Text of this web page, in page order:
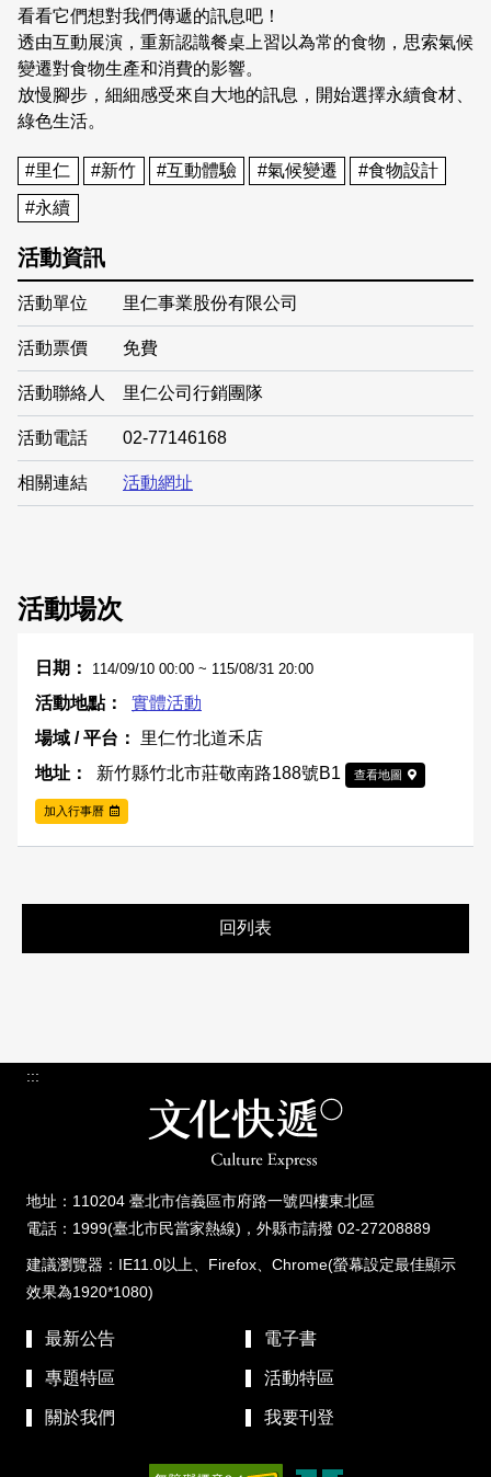
看看它們想對我們傳遞的訊息吧！
透由互動展演，重新​​認識餐桌上習以為常的食物，思索氣候
變遷對食物生產和消費的影響。
放慢腳步，細細感受來自大地的訊息，開始選擇永續食材、
綠色生活。
#里仁 #新竹 #互動體驗 #氣候變遷
#食物設計
#永續
活動資訊
活動單位 里仁事業股份有限公司
活動票價 免費
活動聯絡人 里仁公司行銷團隊
活動電話 02-77146168
相關連結 活動網址
活動場次
114/09/10 00:00 ~ 115/08/31 20:00
實體活動
里仁竹北道禾店
新竹縣竹北市莊敬南路188號B1
查看地圖
加入行事曆
回列表
:::
地址：110204 臺北市信義區市府路一號四樓東北區
電話：1999(臺北市民當家熱線)，外縣市請撥 02-27208889
建議瀏覽器：IE11.0以上、Firefox、Chrome(螢幕設定最佳顯示
效果為1920*1080)
最新公告 電子書
專題特區 活動特區
關於我們 我要刊登